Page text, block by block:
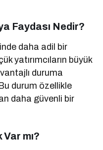
Faydası Nedir?
daha adil bir
yatırımcıların büyük
duruma
durum özellikle
daha güvenli bir
mı?